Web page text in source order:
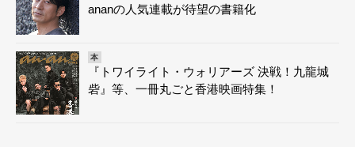
ananの人気連載が待望の書籍化
本
『トワイライト・ウォリアーズ 決戦！九龍城
砦』等、一冊丸ごと香港映画特集！